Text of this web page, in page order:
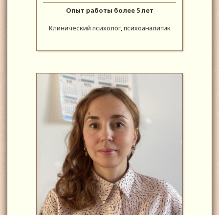
Опыт работы более 5 лет
Клинический психолог, психоаналитик